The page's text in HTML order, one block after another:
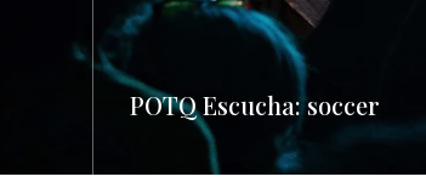
POTQ Escucha: soccer